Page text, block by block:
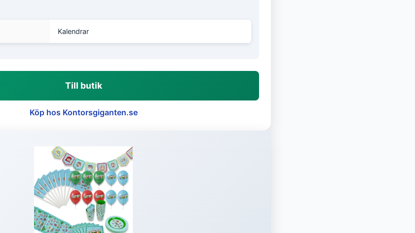
Kalendrar
Till butik
Köp hos Kontorsgiganten.se